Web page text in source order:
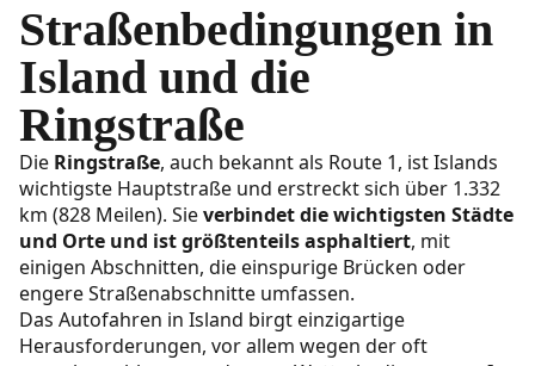
Straßenbedingungen in
Island und die
Ringstraße
Die Ringstraße, auch bekannt als Route 1, ist Islands
wichtigste Hauptstraße und erstreckt sich über 1.332
km (828 Meilen). Sieverbindet die wichtigsten Städte
und Orte und ist größtenteils asphaltiert, mit
einigen Abschnitten, die einspurige Brücken oder
engere Straßenabschnitte umfassen.
Das Autofahren in Island birgt einzigartige
Herausforderungen, vor allem wegen der oft